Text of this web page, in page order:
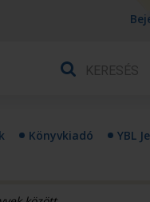
Könyvkiadó YBL